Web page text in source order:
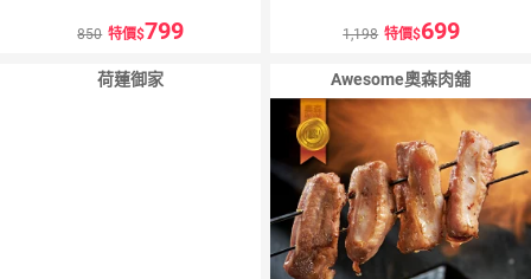
850 特價 799 1,198 特價 699
荷蓮御家 Awesome奧森肉舖